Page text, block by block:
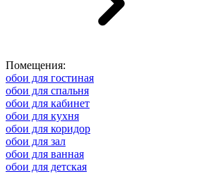
Помещения:
обои для гостиная
обои для спальня
обои для кабинет
обои для кухня
обои для коридор
обои для зал
обои для ванная
обои для детская